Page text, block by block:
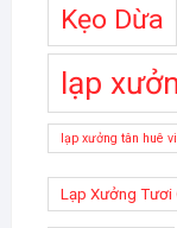
Kẹo Dừa
lạp
lạp xưởng tân huê
Lạp Xưởng Tươi